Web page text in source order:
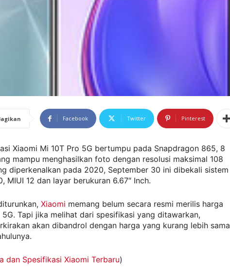
Facebook Twitter Pinterest
Xiaomi Mi 10T Pro 5G bertumpu pada Snapdragon 865, 8
mampu menghasilkan foto dengan resolusi maksimal 108
diperkenalkan pada 2020, September 30 ini dibekali sistem
MIUI 12 dan layar berukuran 6.67″ Inch.
Xiaomi memang belum secara resmi merilis harga
5G. Tapi jika melihat dari spesifikasi yang ditawarkan,
akan dibandrol dengan harga yang kurang lebih sama
dan Spesifikasi Xiaomi Terbaru)